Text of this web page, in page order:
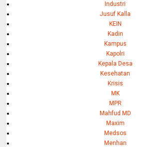
Industri
Jusuf Kalla
KEIN
Kadin
Kampus
Kapolri
Kepala Desa
Kesehatan
Krisis
MK
MPR
Mahfud MD
Maxim
Medsos
Menhan